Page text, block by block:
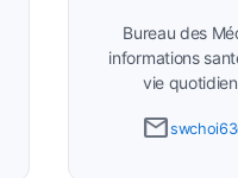
Bureau des
informations
vie
email